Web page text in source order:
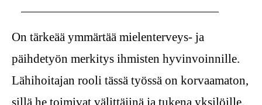
On tärkeää ymmärtää mielenterveys- ja
päihdetyön merkitys ihmisten hyvinvoinnille.
Lähihoitajan rooli tässä työssä on korvaamaton,
sillä he toimivat välittäjinä ja tukena yksilöille,